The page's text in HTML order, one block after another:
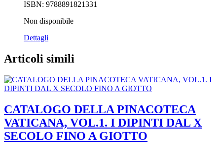
ISBN: 9788891821331
Non disponibile
Dettagli
Articoli simili
CATALOGO DELLA PINACOTECA
VATICANA, VOL.1. I DIPINTI DAL X
SECOLO FINO A GIOTTO